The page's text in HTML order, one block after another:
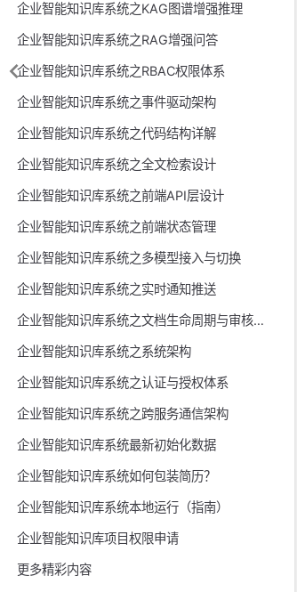
企业智能知识库系统之KAG图谱增强推理
企业智能知识库系统之RAG增强问答
企业智能知识库系统之RBAC权限体系
企业智能知识库系统之事件驱动架构
企业智能知识库系统之代码结构详解
企业智能知识库系统之全文检索设计
企业智能知识库系统之前端API层设计
企业智能知识库系统之前端状态管理
企业智能知识库系统之多模型接入与切换
企业智能知识库系统之实时通知推送
企业智能知识库系统之文档生命周期与审核闭环
企业智能知识库系统之系统架构
企业智能知识库系统之认证与授权体系
企业智能知识库系统之跨服务通信架构
企业智能知识库系统最新初始化数据
企业智能知识库系统如何包装简历？
企业智能知识库系统本地运行（指南）
企业智能知识库项目权限申请
更多精彩内容